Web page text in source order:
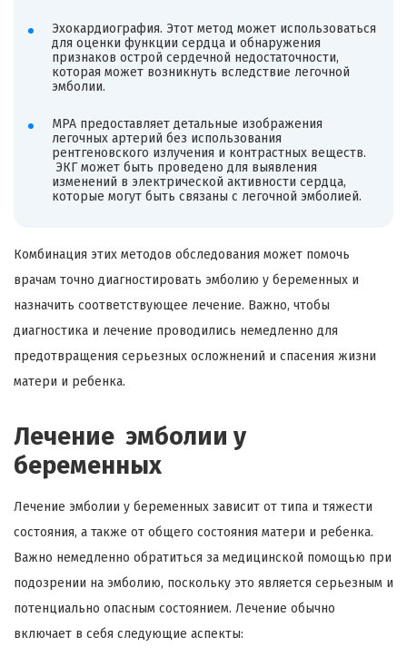
Эхокардиография. Этот метод может использоваться
для оценки функции сердца и обнаружения
признаков острой сердечной недостаточности,
которая может возникнуть вследствие легочной
эмболии.
МРА предоставляет детальные изображения
легочных артерий без использования
рентгеновского излучения и контрастных веществ.
ЭКГ может быть проведено для выявления
изменений в электрической активности сердца,
которые могут быть связаны с легочной эмболией.
Комбинация этих методов обследования может помочь
врачам точно диагностировать эмболию у беременных и
назначить соответствующее лечение. Важно, чтобы
диагностика и лечение проводились немедленно для
предотвращения серьезных осложнений и спасения жизни
матери и ребенка.
Лечение эмболии у
беременных
Лечение эмболии у беременных зависит от типа и тяжести
состояния, а также от общего состояния матери и ребенка.
Важно немедленно обратиться за медицинской помощью при
подозрении на эмболию, поскольку это является серьезным и
потенциально опасным состоянием. Лечение обычно
включает в себя следующие аспекты: